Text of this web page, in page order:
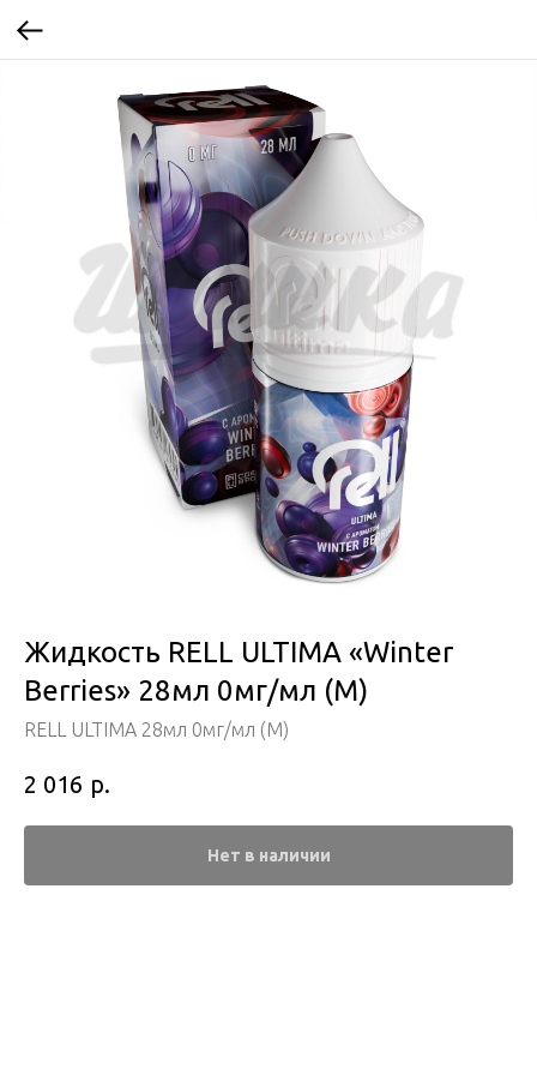
Жидкость RELL ULTIMA «Winter
Berries» 28мл 0мг/мл (М)
RELL ULTIMA 28мл 0мг/мл (М)
2 016 р.
Нет в наличии